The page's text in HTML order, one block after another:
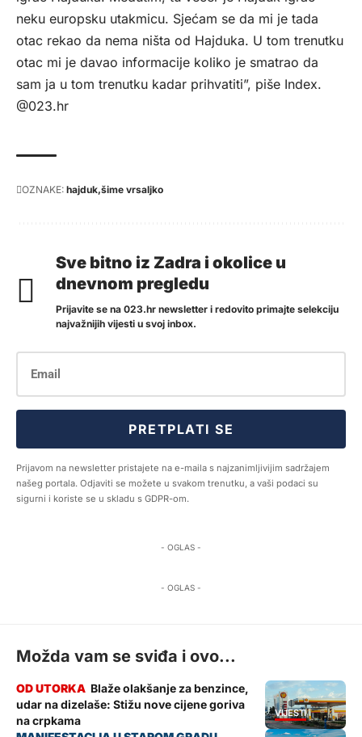
neku europsku utakmicu. Sjećam se da mi je tada
otac rekao da nema ništa od Hajduka. U tom trenutku
otac mi je davao informacije koliko je smatrao da
sam ja u tom trenutku kadar prihvatiti”, piše Index.
@023.hr
OZNAKE: hajduk šime vrsaljko
Sve bitno iz Zadra i okolice u
dnevnom pregledu
Prijavite se na 023.hr newsletter i redovito primajte selekciju
najvažnijih vijesti u svoj inbox.
PRETPLATI SE
Prijavom na newsletter pristajete na e-maila s najzanimljivijim sadržajem
našeg portala. Odjaviti se možete u svakom trenutku, a vaši podaci su
sigurni i koriste se u skladu s GDPR-om.
- OGLAS -
- OGLAS -
Možda vam se sviđa i ovo...
VIJESTI
Blaže olakšanje za benzince,
udar na dizelaše: Stižu nove cijene goriva
na crpkama